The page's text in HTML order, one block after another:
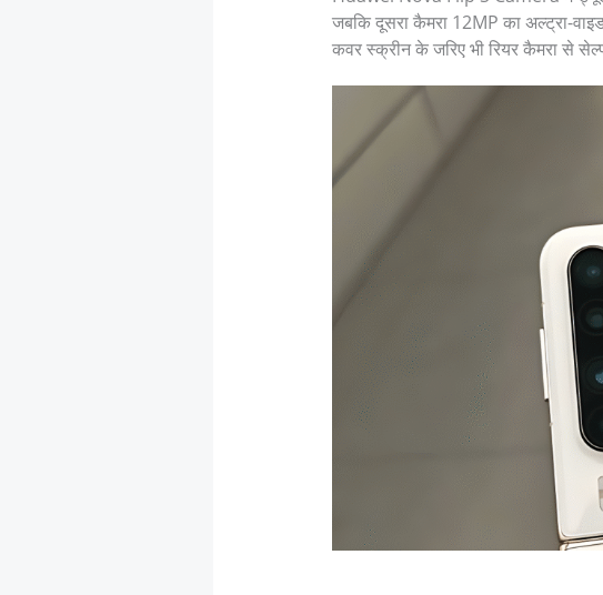
जबकि दूसरा कैमरा 12MP का अल्ट्रा-
कवर स्क्रीन के जरिए भी रियर कैमरा से